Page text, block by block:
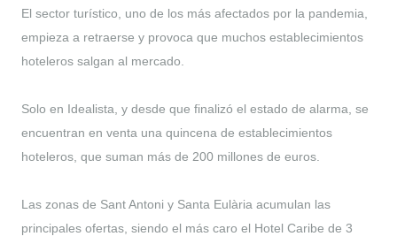
El sector turístico, uno de los más afectados por la pandemia,
empieza a retraerse y provoca que muchos establecimientos
hoteleros salgan al mercado.
Solo en Idealista, y desde que finalizó el estado de alarma, se
encuentran en venta una quincena de establecimientos
hoteleros, que suman más de 200 millones de euros.
Las zonas de Sant Antoni y Santa Eulària acumulan las
principales ofertas, siendo el más caro el Hotel Caribe de 3